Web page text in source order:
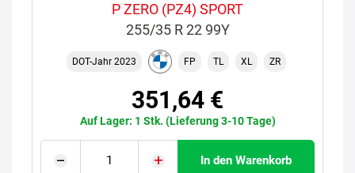
P ZERO (PZ4) SPORT
255/35 R 22 99Y
DOT-Jahr 2023 FP TL XL ZR
351,64 €
Auf Lager: 1 Stk. (Lieferung 3-10 Tage)
In den Warenkorb